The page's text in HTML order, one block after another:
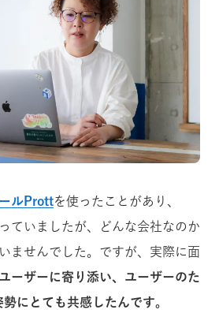
ルProttを使ったことがあり、
ていましたが、どんな会社なのか
ませんでした。ですが、実際に面
ユーザーに寄り添い、ユーザーのた
にとても共感したんです。